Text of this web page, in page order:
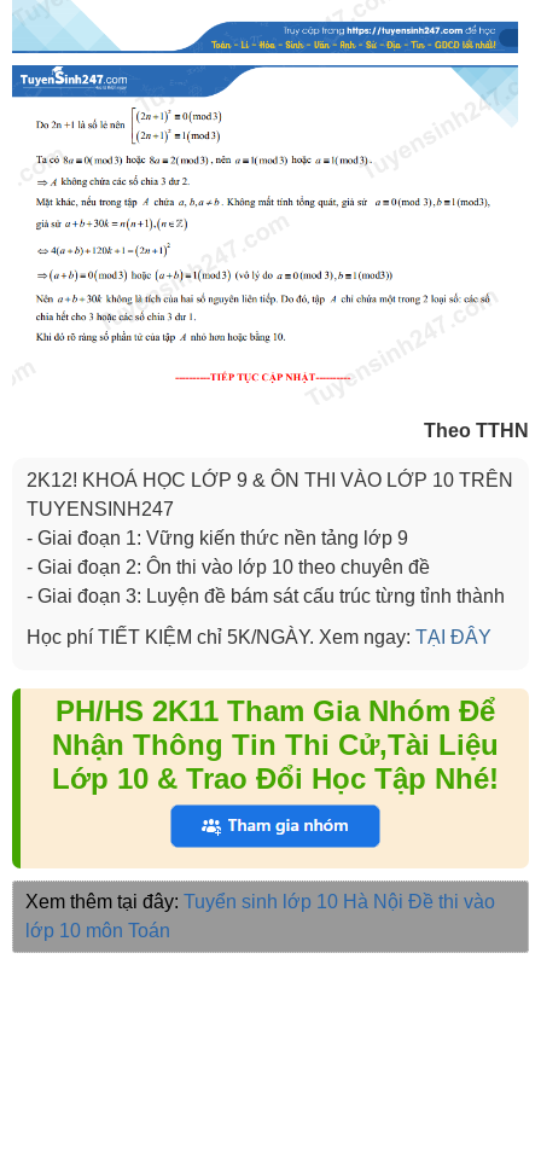
Theo TTHN
2K12! KHOÁ HỌC LỚP 9 & ÔN THI VÀO LỚP 10 TRÊN
TUYENSINH247
- Giai đoạn 1: Vững kiến thức nền tảng lớp 9
- Giai đoạn 2: Ôn thi vào lớp 10 theo chuyên đề
- Giai đoạn 3: Luyện đề bám sát cấu trúc từng tỉnh thành
Học phí TIẾT KIỆM chỉ 5K/NGÀY. Xem ngay: TẠI ĐÂY
PH/HS 2K11 Tham Gia Nhóm Để
Nhận Thông Tin Thi Cử,Tài Liệu
Lớp 10 & Trao Đổi Học Tập Nhé!
Xem thêm tại đây: Tuyển sinh lớp 10 Hà Nội Đề thi vào
lớp 10 môn Toán